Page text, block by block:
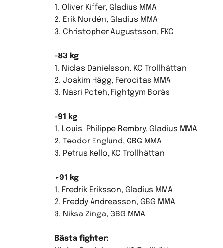
1. Oliver Kiffer, Gladius MMA
2. Erik Nordén, Gladius MMA
3. Christopher Augustsson, FKC
-83 kg
1. Niclas Danielsson, KC Trollhättan
2. Joakim Hägg, Ferocitas MMA
3. Nasri Poteh, Fightgym Borås
-91 kg
1. Louis-Philippe Rembry, Gladius MMA
2. Teodor Englund, GBG MMA
3. Petrus Kello, KC Trollhättan
+91 kg
1. Fredrik Eriksson, Gladius MMA
2. Freddy Andreasson, GBG MMA
3. Niksa Zinga, GBG MMA
Bästa fighter: